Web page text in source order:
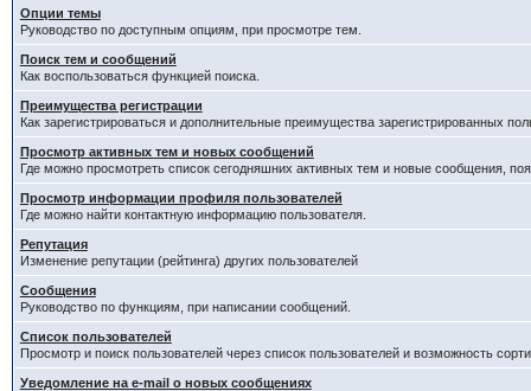
Опции темы
Руководство по доступным опциям, при просмотре тем.
Поиск тем и сообщений
Как воспользоваться функцией поиска.
Преимущества регистрации
Как зарегистрироваться и дополнительные преимущества зарегистрированных
Просмотр активных тем и новых сообщений
Где можно просмотреть список сегодняшних активных тем и новые сообщения,
Просмотр информации профиля пользователей
Где можно найти контактную информацию пользователя.
Репутация
Изменение репутации (рейтинга) других пользователей
Сообщения
Руководство по функциям, при написании сообщений.
Список пользователей
Просмотр и поиск пользователей через список пользователей и возможность
Уведомление на e-mail о новых сообщениях